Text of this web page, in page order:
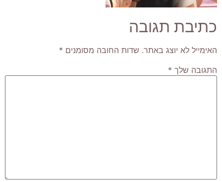
כתיבת תגובה
האימייל לא יוצג באתר. שדות החובה מסומנים *
התגובה שלך *